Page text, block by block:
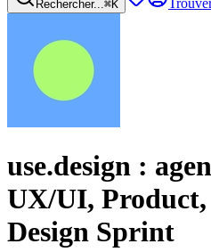
Rechercher...⌘K
use.design :
UX/UI, Product,
Design Sprint